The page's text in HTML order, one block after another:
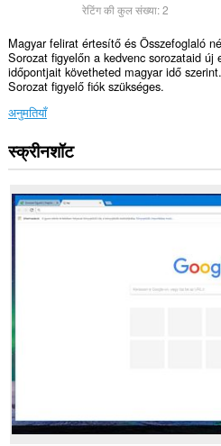
रेटिंग की कुल संख्या:2
Magyar felirat értesítő és Összefoglaló
Sorozat figyelőn a kedvenc sorozataid új
időpontjait követheted magyar idő
Sorozat figyelő fiók szükséges.
अनुमतियाँ
यह
एक्सटेंशन
वेबसाइट
पर
आपके
प्राप्त
सकता
This
can
create
rich
notifications
and
स्क्रीनशॉट